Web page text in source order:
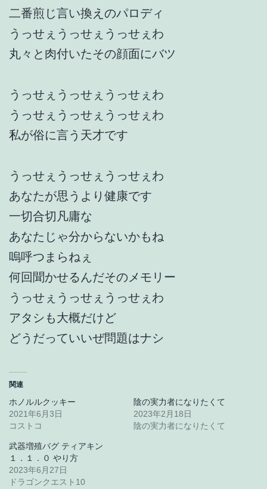
二番煎じ言い換えのパロディ
うっせぇうっせぇうっせぇわ
丸々と肉付いたその顔面にバツ
うっせぇうっせぇうっせぇわ
うっせぇうっせぇうっせぇわ
私が俗に言う天才です
うっせぇうっせぇうっせぇわ
あなたが思うより健康です
一切合切凡庸な
あなたじゃ分からないかもね
嗚呼つまらねぇ
何回聞かせるんだそのメモリー
うっせぇうっせぇうっせぇわ
アタシも大概だけど
どうだっていいぜ問題はナシ
関連
ホノルルクッキー
2021年6月3日
コストコ
陰の実力者になりたくて
2023年2月18日
陰の実力者になりたくて
武器増殖バグ ティアキン
１．１．０ やり方
2023年6月27日
ドラゴンクエスト10